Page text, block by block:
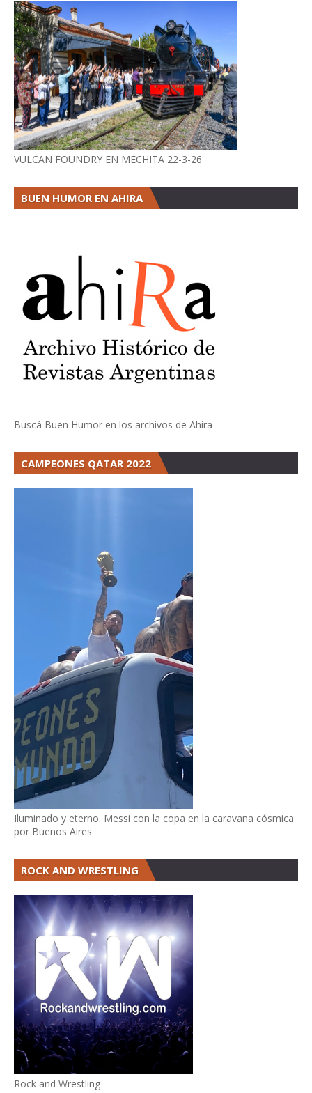
VULCAN FOUNDRY EN MECHITA 22-3-26
BUEN HUMOR EN AHIRA
Buscá Buen Humor en los archivos de Ahira
CAMPEONES QATAR 2022
Iluminado y eterno. Messi con la copa en la caravana cósmica
por Buenos Aires
ROCK AND WRESTLING
Rock and Wrestling